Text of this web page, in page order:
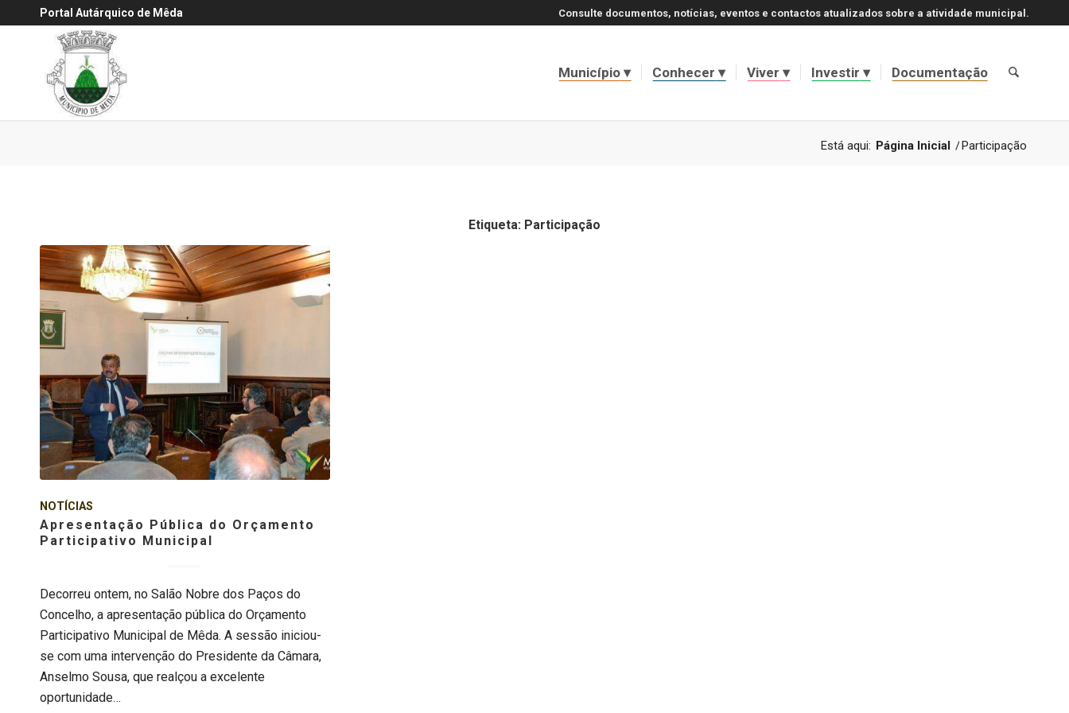
Portal Autárquico de Mêda Consulte documentos, notícias, eventos e contactos atualizados sobre a atividade municipal.
Município Conhecer Viver Investir Documentação
Está aqui: Página Inicial /Participação
Etiqueta: Participação
NOTÍCIAS
Apresentação Pública do Orçamento
Participativo Municipal
Decorreu ontem, no Salão Nobre dos Paços do
Concelho, a apresentação pública do Orçamento
Participativo Municipal de Mêda. A sessão iniciou-
se com uma intervenção do Presidente da Câmara,
Anselmo Sousa, que realçou a excelente
oportunidade…